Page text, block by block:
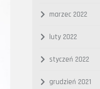
marzec 2022
luty 2022
styczeń 2022
grudzień 2021